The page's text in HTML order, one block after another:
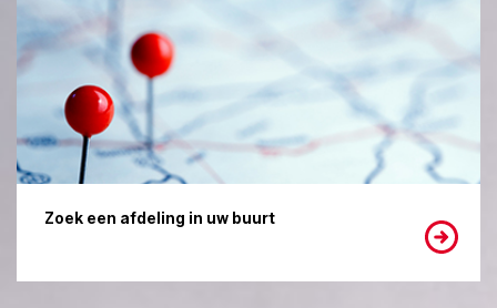
Zoek een afdeling in uw buurt